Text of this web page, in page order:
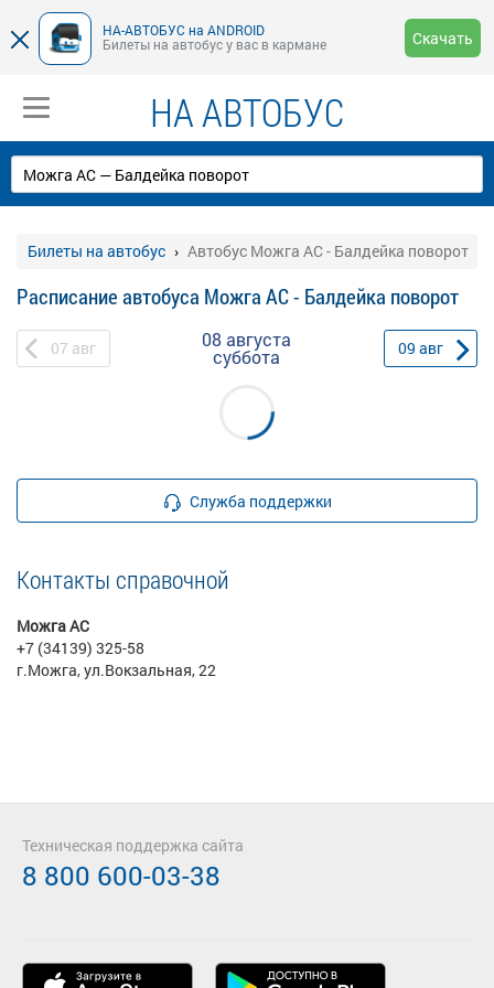
НА-АВТОБУС на ANDROID
Билеты на автобус у вас в кармане
Скачать
НА АВТОБУС
Билеты на автобус Автобус Можга АС - Балдейка поворот
Расписание автобуса Можга АС - Балдейка поворот
07 авг 08 августа
суббота 09 авг
Служба поддержки
Контакты справочной
Можга АС
+7 (34139) 325-58
г.Можга, ул.Вокзальная, 22
Техническая поддержка сайта
8 800 600-03-38